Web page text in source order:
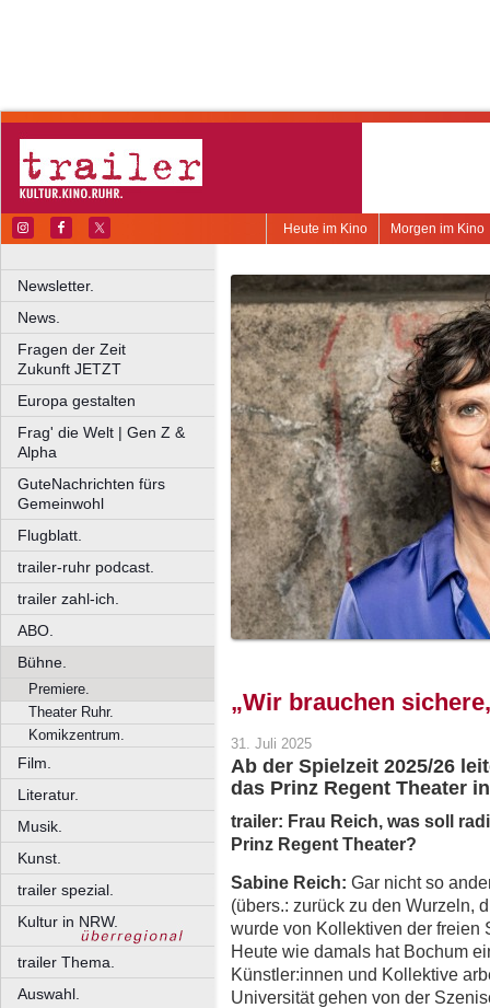
Morgen im Kino
Heute im Kino
Newsletter.
News.
Fragen der Zeit
Zukunft JETZT
Europa gestalten
Frag' die Welt | Gen Z &
Alpha
GuteNachrichten fürs
Gemeinwohl
Flugblatt.
trailer-ruhr podcast.
trailer zahl-ich.
ABO.
Bühne.
Premiere.
Theater Ruhr.
Komikzentrum.
Film.
Literatur.
Musik.
Kunst.
trailer spezial.
Kultur in NRW.
trailer Thema.
Auswahl.
„Wir brauchen
31. Juli 2025
Ab der Spielzeit 2025/26
das Prinz Regent Theater
trailer: Frau Reich, was soll
Prinz Regent Theater?
Sabine Reich: Gar nicht so
(übers.: zurück zu den Wurzeln,
wurde von Kollektiven der freien
Heute wie damals hat Bochum
Künstler:innen und Kollektive
Universität gehen von der